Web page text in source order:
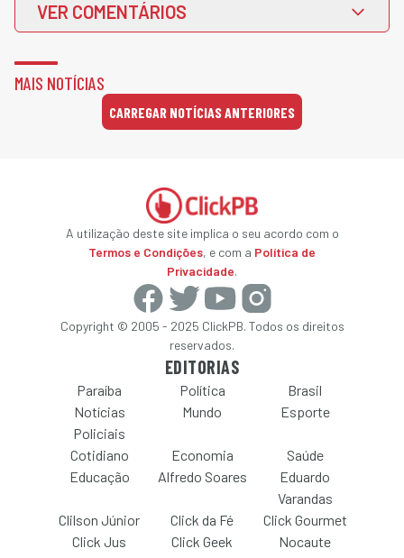
VER COMENTÁRIOS
MAIS NOTÍCIAS
CARREGAR NOTÍCIAS ANTERIORES
A utilização deste site implica o seu acordo com o
Termos e Condições, e com a Política de
Privacidade.
Copyright © 2005 - 2025 ClickPB. Todos os direitos
reservados.
EDITORIAS
Paraíba Política
Brasil
Notícias
Policiais
Mundo Esporte
Cotidiano Economia
Saúde
Educação
Alfredo Soares
Eduardo
Varandas
Clilson Júnior
Click da Fé
Click Gourmet
Click Jus
Click Geek Nocaute